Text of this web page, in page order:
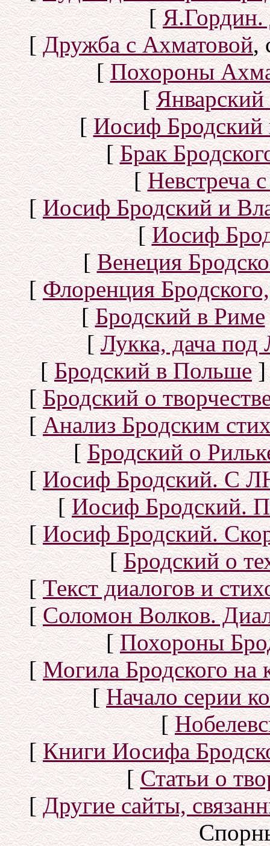
[Я.Гордин.
[Дружба с Ахматовой,
[Похороны
[Январский
[Иосиф Бродский
[Брак
[Невстреча
[Иосиф Бродский и
[Иосиф
[Венеция
[Флоренция
[Бродский в Риме
[Лукка, дача под
[Бродский в Польше]
[Бродский о
[Анализ Бродским
[Бродский о
[Иосиф Бродский. С
[Иосиф Бродский.
[Иосиф Бродский.
[Бродский о
[Текст диалогов и
[Соломон Волков.
[Похороны
[Могила Бродского
[Начало серии
[
[Книги Иосифа
[Статьи о
[Другие сайты,